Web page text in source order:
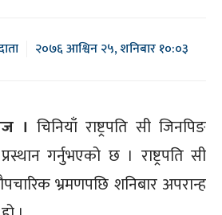
२०७६ आश्विन २५, शनिबार १०:०३
।चिनियाँ राष्ट्रपति सी जिनपिङ
गर्नुभएको छ । राष्ट्रपति सी
भ्रमणपछि शनिबार अपरान्ह